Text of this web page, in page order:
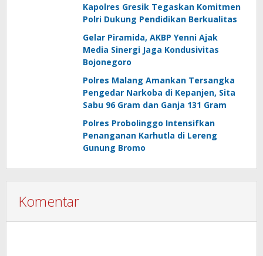
Kapolres Gresik Tegaskan Komitmen
Polri Dukung Pendidikan Berkualitas
Gelar Piramida, AKBP Yenni Ajak
Media Sinergi Jaga Kondusivitas
Bojonegoro
Polres Malang Amankan Tersangka
Pengedar Narkoba di Kepanjen, Sita
Sabu 96 Gram dan Ganja 131 Gram
Polres Probolinggo Intensifkan
Penanganan Karhutla di Lereng
Gunung Bromo
Komentar